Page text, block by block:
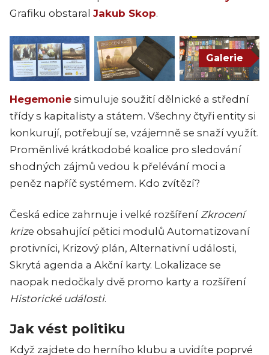
Grafiku obstaral Jakub Skop.
Galerie
Hegemonie simuluje soužití dělnické a střední
třídy s kapitalisty a státem. Všechny čtyři entity si
konkurují, potřebují se, vzájemně se snaží využít.
Proměnlivé krátkodobé koalice pro sledování
shodných zájmů vedou k přelévání moci a
peněz napříč systémem. Kdo zvítězí?
Česká edice zahrnuje i velké rozšíření Zkrocení
krize obsahující pětici modulů Automatizovaní
protivníci, Krizový plán, Alternativní události,
Skrytá agenda a Akční karty. Lokalizace se
naopak nedočkaly dvě promo karty a rozšíření
Historické události.
Jak vést politiku
Když zajdete do herního klubu a uvidíte poprvé